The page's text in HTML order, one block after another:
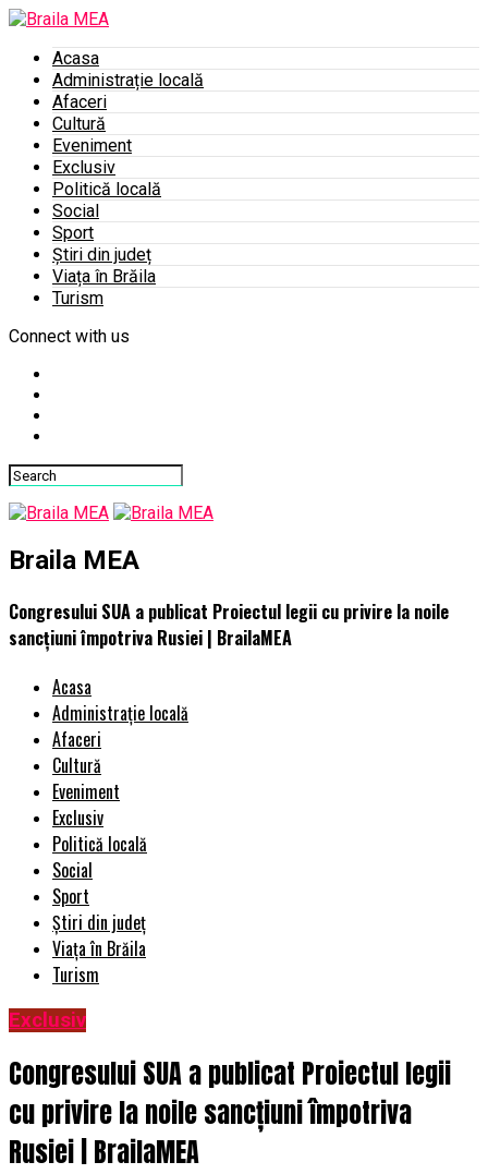
Acasa
Administrație locală
Afaceri
Cultură
Eveniment
Exclusiv
Politică locală
Social
Sport
Știri din județ
Viața în Brăila
Turism
Connect with us
Braila MEA
Congresului SUA a publicat Proiectul legii cu privire la noile
sancțiuni împotriva Rusiei | BrailaMEA
Acasa
Administrație locală
Afaceri
Cultură
Eveniment
Exclusiv
Politică locală
Social
Sport
Știri din județ
Viața în Brăila
Turism
Exclusiv
Congresului SUA a publicat Proiectul legii
cu privire la noile sancțiuni împotriva
Rusiei | BrailaMEA